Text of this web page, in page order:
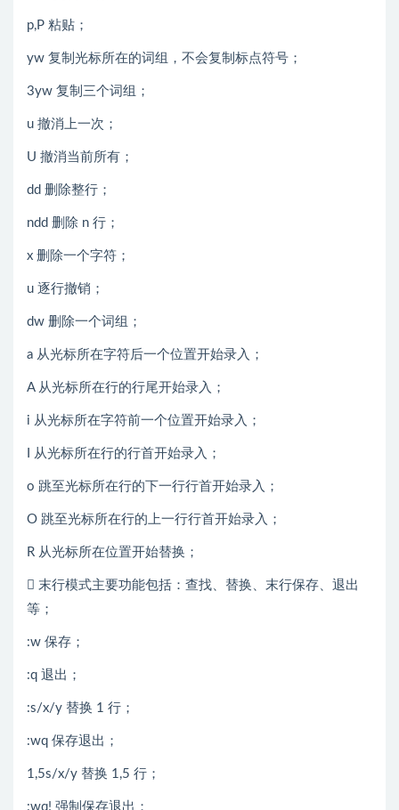
p,P 粘贴；
yw 复制光标所在的词组，不会复制标点符号；
3yw 复制三个词组；
u 撤消上一次；
U 撤消当前所有；
dd 删除整行；
ndd 删除 n 行；
x 删除一个字符；
u 逐行撤销；
dw 删除一个词组；
a 从光标所在字符后一个位置开始录入；
A 从光标所在行的行尾开始录入；
i 从光标所在字符前一个位置开始录入；
I 从光标所在行的行首开始录入；
o 跳至光标所在行的下一行行首开始录入；
O 跳至光标所在行的上一行行首开始录入；
R 从光标所在位置开始替换；
 末行模式主要功能包括：查找、替换、末行保存、退出
等；
:w 保存；
:q 退出；
:s/x/y 替换 1 行；
:wq 保存退出；
1,5s/x/y 替换 1,5 行；
:wq! 强制保存退出；